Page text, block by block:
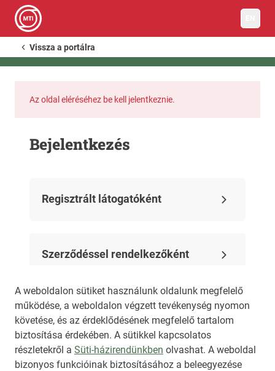
A weboldalon sütiket használunk oldalunk megfelelő
működése, a weboldalon végzett tevékenység nyomon
követése, és az érdeklődésének megfelelő tartalom
biztosítása érdekében. A sütikkel kapcsolatos
részletekről a Süti-házirendünkben olvashat. A weboldal
bizonyos funkcióinak biztosításához a beleegyezése
Vissza a portálra
Az oldal eléréséhez be kell jelentkeznie.
Bejelentkezés
Regisztrált látogatóként
Szerződéssel rendelkezőként
Regisztráció(látogatóként)